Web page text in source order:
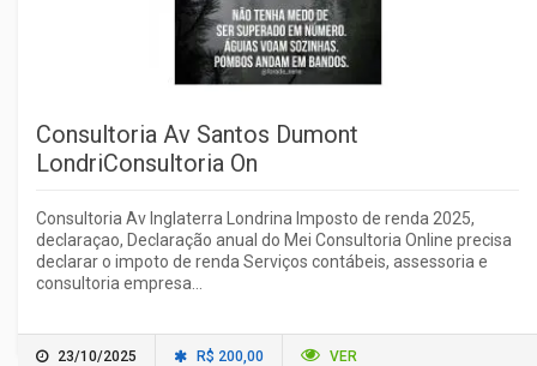
Consultoria Av Santos Dumont
LondriConsultoria On
Consultoria Av Inglaterra Londrina Imposto de renda 2025,
declaraçao, Declaração anual do Mei Consultoria Online precisa
declarar o impoto de renda Serviços contábeis, assessoria e
consultoria empresa...
23/10/2025 R$ 200,00 VER